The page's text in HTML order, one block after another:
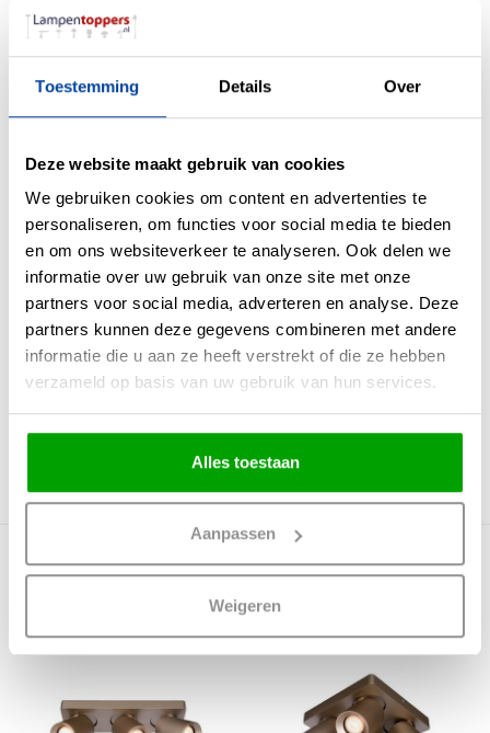
Toestemming Details Over
Deze website maakt gebruik van cookies
We gebruiken cookies om content en advertenties te
personaliseren, om functies voor social media te bieden
en om ons websiteverkeer te analyseren. Ook delen we
informatie over uw gebruik van onze site met onze
partners voor social media, adverteren en analyse. Deze
partners kunnen deze gegevens combineren met andere
informatie die u aan ze heeft verstrekt of die ze hebben
verzameld op basis van uw gebruik van hun services.
Alles toestaan
Aanpassen
Weigeren
Materiaal
Maten 20 x 10 x 11cm (LxBxH)
Overige maten
Fitting GU10
Max. Wattage per lichtpunt 35 Watt
Incl. lichtbron Nee
Energielabel
Lichtkleur 0
Lichtsterkte 0
IP waarde IP20
Incl. Snoer & Stekker Nee
Meer producten uit deze serie